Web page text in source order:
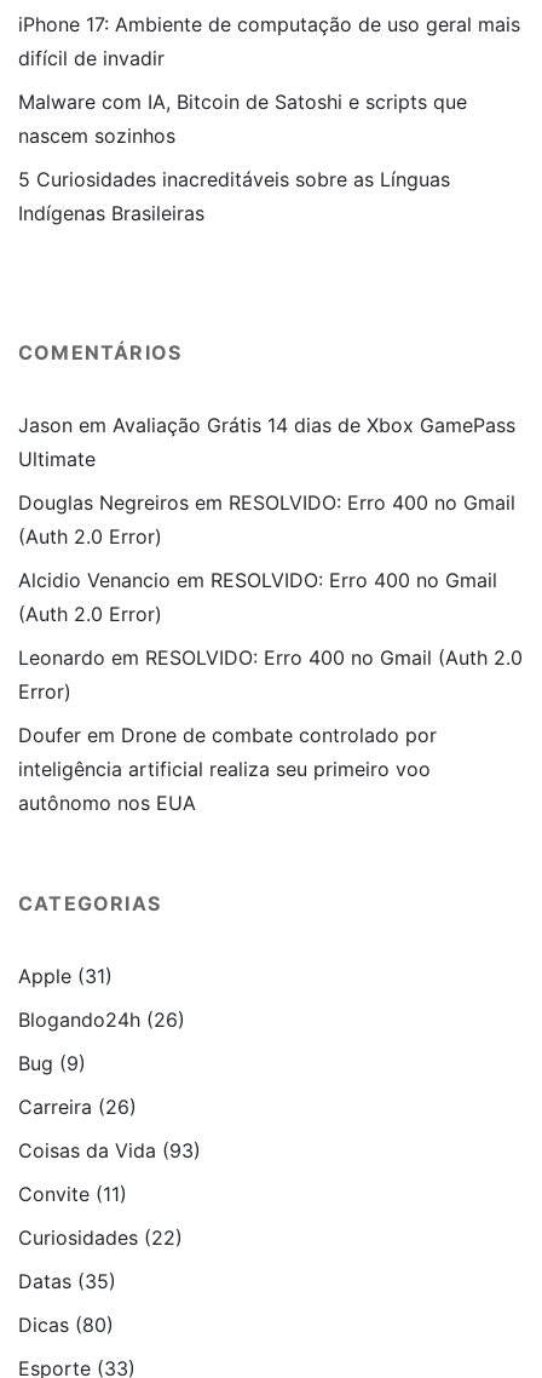
iPhone 17: Ambiente de computação de uso geral mais
difícil de invadir
Malware com IA, Bitcoin de Satoshi e scripts que
nascem sozinhos
5 Curiosidades inacreditáveis sobre as Línguas
Indígenas Brasileiras
COMENTÁRIOS
Jason em Avaliação Grátis 14 dias de Xbox GamePass
Ultimate
Douglas Negreiros em RESOLVIDO: Erro 400 no Gmail
(Auth 2.0 Error)
Alcidio Venancio em RESOLVIDO: Erro 400 no Gmail
(Auth 2.0 Error)
Leonardo em RESOLVIDO: Erro 400 no Gmail (Auth 2.0
Error)
Doufer em Drone de combate controlado por
inteligência artificial realiza seu primeiro voo
autônomo nos EUA
CATEGORIAS
Apple (31)
Blogando24h (26)
Bug (9)
Carreira (26)
Coisas da Vida (93)
Convite (11)
Curiosidades (22)
Datas (35)
Dicas (80)
Esporte (33)